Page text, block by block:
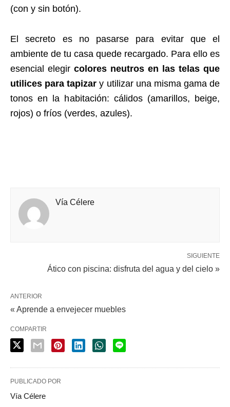
(con y sin botón).
El secreto es no pasarse para evitar que el
ambiente de tu casa quede recargado. Para ello es
esencial elegir colores neutros en las telas que
utilices para tapizary utilizar una misma gama de
tonos en la habitación: cálidos (amarillos, beige,
rojos) o fríos (verdes, azules).
Vía Célere
SIGUIENTE
Ático con piscina: disfruta del agua y del cielo »
ANTERIOR
« Aprende a envejecer muebles
COMPARTIR
PUBLICADO POR
Vía Célere